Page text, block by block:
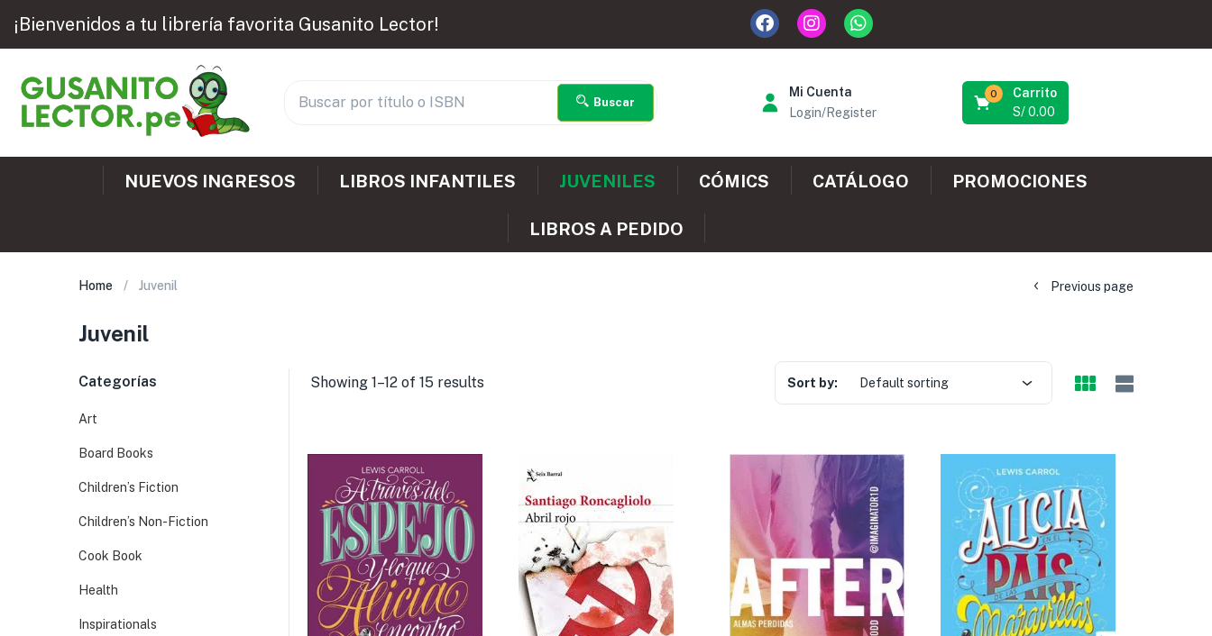
¡Bienvenidos a tu librería favorita Gusanito Lector!
Buscar
Mi Cuenta
Login/Register
Carrito
0
S/0.00
NUEVOS INGRESOS LIBROS INFANTILES JUVENILES CÓMICS CATÁLOGO PROMOCIONES
LIBROS A PEDIDO
Home Juvenil Previous page
Juvenil
Showing 1–12 of 15 results Sort by: Default sorting
Categorías
Art
Board Books
Children’s Fiction
Children’s Non-Fiction
Cook Book
Health
Inspirationals